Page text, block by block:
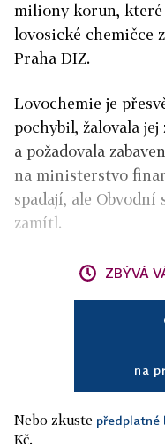
miliony korun, které
lovosické chemičce
Praha DIZ.
Lovochemie je
pochybil, žalovala
a požadovala
na ministerstvo
spadají, ale
zamítl.
ZBÝVÁ
na
Nebo zkuste předplatné
Kč.